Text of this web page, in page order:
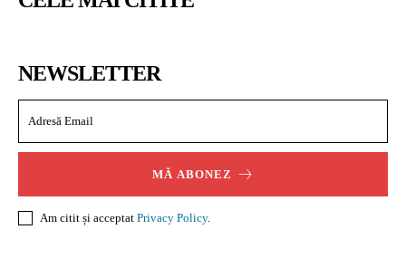
NEWSLETTER
MĂ ABONEZ
Am citit și acceptat Privacy Policy.